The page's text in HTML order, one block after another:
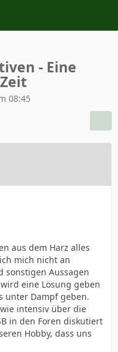
- Eine
08:45
aus dem Harz alles
mich nicht an
sonstigen Aussagen
eine Lösung geben
unter Dampf geben.
intensiv über die
in den Foren diskutiert
Hobby, dass uns